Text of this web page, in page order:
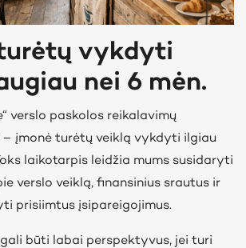
vykdyti
nei 6 mėn.
verslo paskolos reikalavimų
– įmonė turėtų veiklą vykdyti ilgiau
laikotarpis leidžia mums susidaryti
verslo veiklą, finansinius srautus ir
prisiimtus įsipareigojimus.
būti labai perspektyvus, jei turi